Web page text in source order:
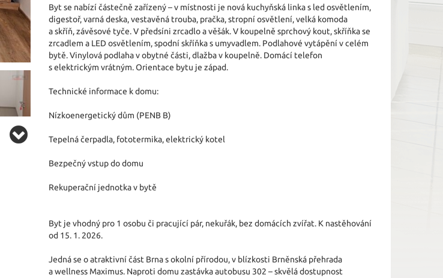
Byt se nabízí částečně zařízený – v místnosti je nová kuchyňská linka s led osvětlením,
digestoř, varná deska, vestavěná trouba, pračka, stropní osvětlení, velká komoda
a skříň, závěsové tyče. V předsíni zrcadlo a věšák. V koupelně sprchový kout, skříňka se
zrcadlem a LED osvětlením, spodní skříňka s umyvadlem. Podlahové vytápění v celém
bytě. Vinylová podlaha v obytné části, dlažba v koupelně. Domácí telefon
s elektrickým vrátným. Orientace bytu je západ.
Technické informace k domu:
Nízkoenergetický dům (PENB B)
Tepelná čerpadla, fototermika, elektrický kotel
Bezpečný vstup do domu
Rekuperační jednotka v bytě
Byt je vhodný pro 1 osobu či pracující pár, nekuřák, bez domácích zvířat. K nastěhování
od 15. 1. 2026.
Jedná se o atraktivní část Brna s okolní přírodou, v blízkosti Brněnská přehrada
a wellness Maximus. Naproti domu zastávka autobusu 302 – skvělá dostupnost